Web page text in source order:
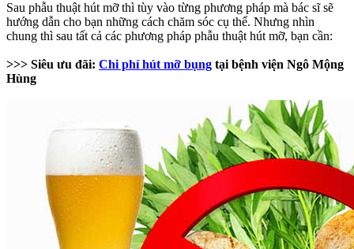
Sau phẫu thuật hút mỡ thì tùy vào từng phương pháp mà bác sĩ sẽ
hướng dẫn cho bạn những cách chăm sóc cụ thể. Nhưng nhìn
chung thì sau tất cả các phương pháp phẫu thuật hút mỡ, bạn cần:
>>> Siêu ưu đãi: Chi phí hút mỡ bụng tại bệnh viện Ngô Mộng
Hùng